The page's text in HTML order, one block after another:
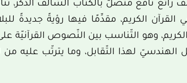
رائعٌ نافعٌ متّصلٌ بالكتاب السّالف الذّكر،
القرآن الكريم، مقدِّمًا فيها رؤيةً جديدةً
الكريم، وهو التّناسب بين النّصوص القرآنيّة
الهندسيّ لهذا التّقابل، وما يترتّب عليه